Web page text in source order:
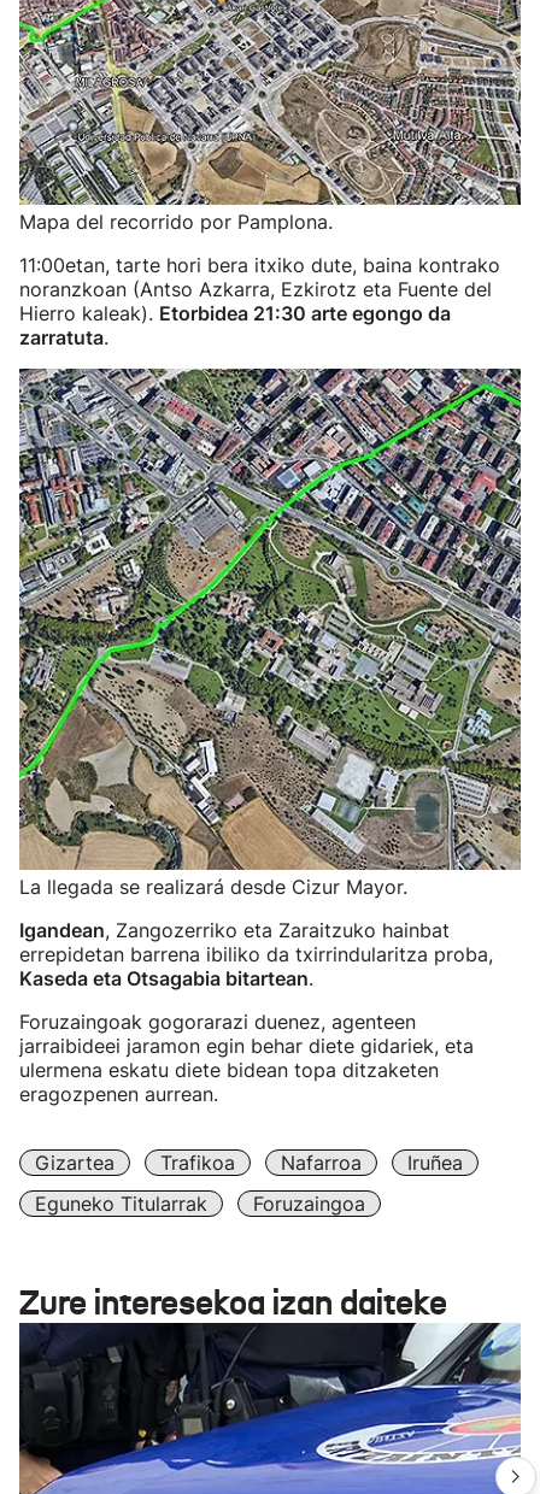
Mapa del recorrido por Pamplona.
11:00etan, tarte hori bera itxiko dute, baina kontrako
noranzkoan (Antso Azkarra, Ezkirotz eta Fuente del
Hierro kaleak). Etorbidea 21:30 arte egongo da
zarratuta.
La llegada se realizará desde Cizur Mayor.
Igandean, Zangozerriko eta Zaraitzuko hainbat
errepidetan barrena ibiliko da txirrindularitza proba,
Kaseda eta Otsagabia bitartean.
Foruzaingoak gogorarazi duenez, agenteen
jarraibideei jaramon egin behar diete gidariek, eta
ulermena eskatu diete bidean topa ditzaketen
eragozpenen aurrean.
Gizartea Trafikoa Nafarroa
Iruñea
Eguneko Titularrak
Foruzaingoa
Zure interesekoa izan daiteke